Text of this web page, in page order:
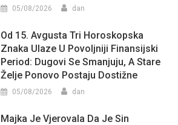
05/08/2026 dan
Od 15. Avgusta Tri Horoskopska
Znaka Ulaze U Povoljniji Finansijski
Period: Dugovi Se Smanjuju, A Stare
Želje Ponovo Postaju Dostižne
05/08/2026 dan
Majka Je Vjerovala Da Je Sin